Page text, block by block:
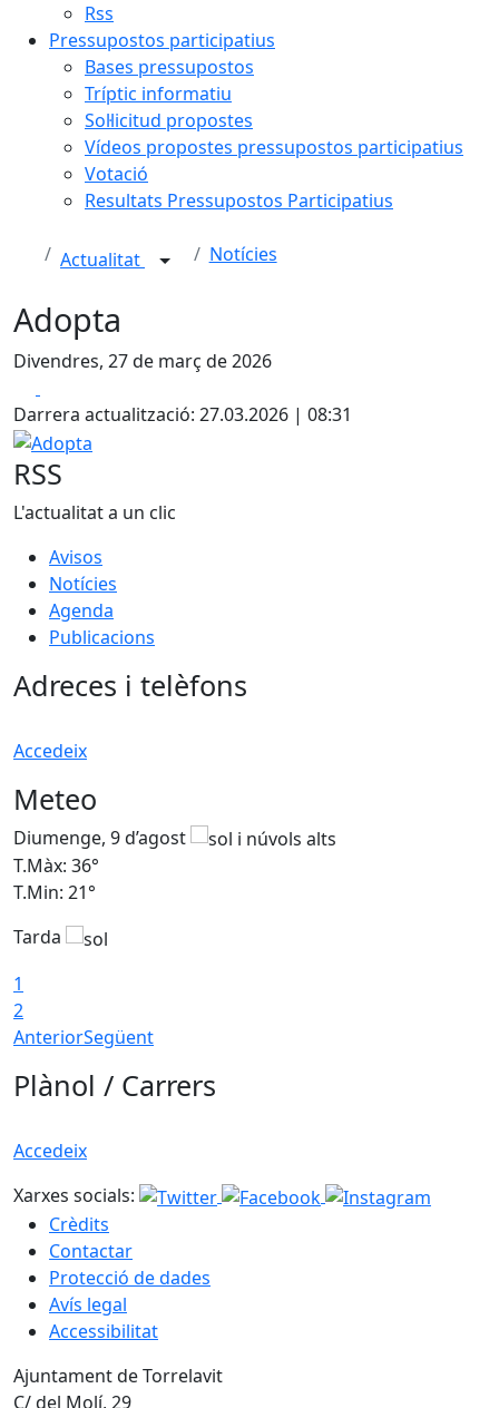
Rss
Pressupostos participatius
Bases pressupostos
Tríptic informatiu
Sol·licitud propostes
Vídeos propostes pressupostos participatius
Votació
Resultats Pressupostos Participatius
Actualitat Notícies
Adopta
Divendres, 27 de març de 2026
Darrera actualització: 27.03.2026 | 08:31
Adopta
RSS
L'actualitat a un clic
Avisos
Notícies
Agenda
Publicacions
Adreces i telèfons
Accedeix
Meteo
Diumenge, 9 d’agost
T.Màx: 36°
T.Min: 21°
Tarda
1
2
AnteriorSegüent
Plànol / Carrers
Accedeix
Xarxes socials:
Crèdits
Contactar
Protecció de dades
Avís legal
Accessibilitat
Ajuntament de Torrelavit
C/ del Molí, 29